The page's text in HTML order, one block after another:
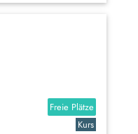
Freie Plätze
Kurs